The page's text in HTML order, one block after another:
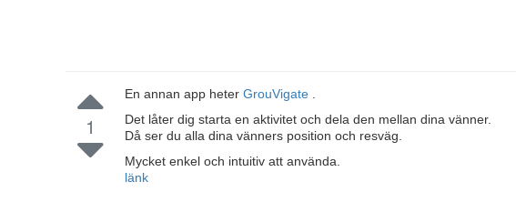
1
En annan app heter GrouVigate
Det låter dig starta en aktivitet och dela den mellan dina vänner.
Då ser du alla dina vänners position och resväg.
Mycket enkel och intuitiv att använda.
länk